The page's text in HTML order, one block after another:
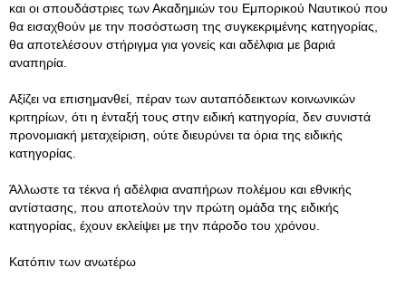
και οι σπουδάστριες των Ακαδημιών του Εμπορικού Ναυτικού που
θα εισαχθούν με την ποσόστωση της συγκεκριμένης κατηγορίας,
θα αποτελέσουν στήριγμα για γονείς και αδέλφια με βαριά
αναπηρία.
Αξίζει να επισημανθεί, πέραν των αυταπόδεικτων κοινωνικών
κριτηρίων, ότι η ένταξή τους στην ειδική κατηγορία, δεν συνιστά
προνομιακή μεταχείριση, ούτε διευρύνει τα όρια της ειδικής
κατηγορίας.
Άλλωστε τα τέκνα ή αδέλφια αναπήρων πολέμου και εθνικής
αντίστασης, που αποτελούν την πρώτη ομάδα της ειδικής
κατηγορίας, έχουν εκλείψει με την πάροδο του χρόνου.
Κατόπιν των ανωτέρω